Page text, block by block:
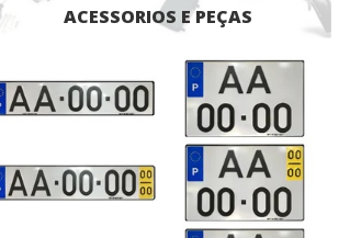
ACESSORIOS E PEÇAS